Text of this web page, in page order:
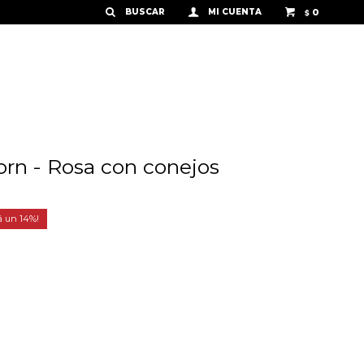
$ 0
- Rosa con conejos
14